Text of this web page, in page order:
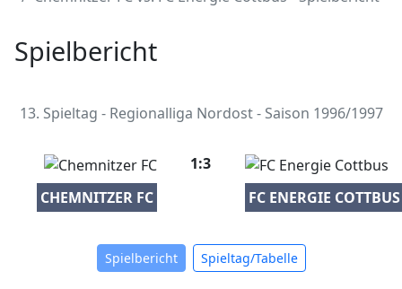
Spielbericht
13. Spieltag - Regionalliga Nordost - Saison 1996/1997
CHEMNITZER FC
1:3
FC ENERGIE COTTBUS
Spielbericht Spieltag/Tabelle